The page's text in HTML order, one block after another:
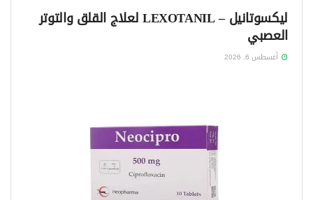
ليكسوتانيل – LEXOTANIL لعلاج القلق والتوتر
العصبي
أغسطس 6, 2026